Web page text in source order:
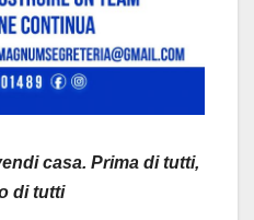
casa. Prima di tutti,
di tutti